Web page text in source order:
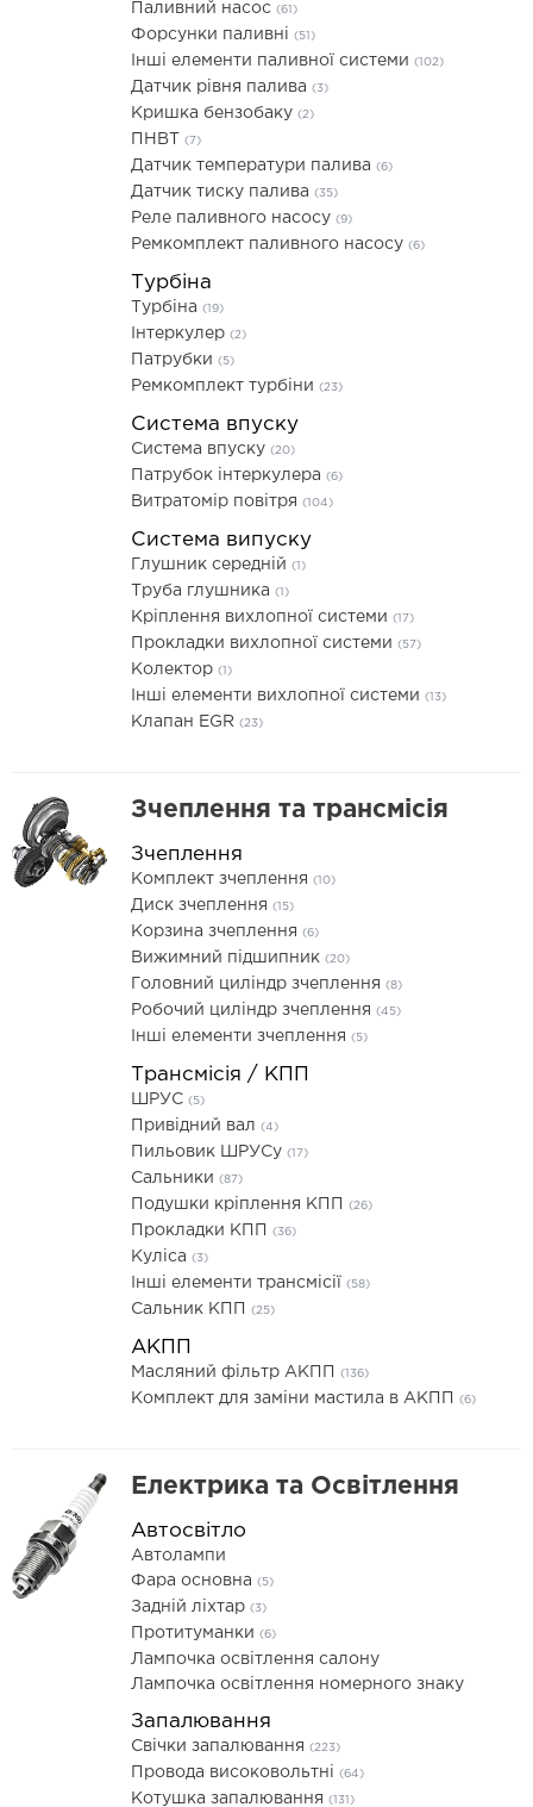
Паливний насос (61)
Форсунки паливні (51)
Інші елементи паливної системи (102)
Датчик рівня палива (3)
Кришка бензобаку (2)
ПНВТ (7)
Датчик температури палива (6)
Датчик тиску палива (35)
Реле паливного насосу (9)
Ремкомплект паливного насосу (6)
Турбіна
Турбіна (19)
Інтеркулер (2)
Патрубки (5)
Ремкомплект турбіни (23)
Система впуску
Система впуску (20)
Патрубок інтеркулера (6)
Витратомір повітря (104)
Система випуску
Глушник середній (1)
Труба глушника (1)
Кріплення вихлопної системи (17)
Прокладки вихлопної системи (57)
Колектор (1)
Інші елементи вихлопної системи (13)
Клапан EGR (23)
Зчеплення та трансмісія
Зчеплення
Комплект зчеплення (10)
Диск зчеплення (15)
Корзина зчеплення (6)
Вижимний підшипник (20)
Головний циліндр зчеплення (8)
Робочий циліндр зчеплення (45)
Інші елементи зчеплення (5)
Трансмісія / КПП
ШРУС (5)
Привідний вал (4)
Пильовик ШРУСу (17)
Сальники (87)
Подушки кріплення КПП (26)
Прокладки КПП (36)
Куліса (3)
Інші елементи трансмісії (58)
Сальник КПП (25)
АКПП
Масляний фільтр АКПП (136)
Комплект для заміни мастила в АКПП (6)
Електрика та Освітлення
Автосвітло
Автолампи
Фара основна (5)
Задній ліхтар (3)
Протитуманки (6)
Лампочка освітлення салону
Лампочка освітлення номерного знаку
Запалювання
Свічки запалювання (223)
Провода високовольтні (64)
Котушка запалювання (131)